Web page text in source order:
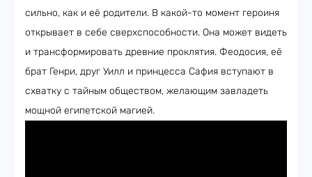
сильно, как и её родители. В какой-то момент героиня
открывает в себе сверхспособности. Она может видеть
и трансформировать древние проклятия. Феодосия, её
брат Генри, друг Уилл и принцесса Сафия вступают в
схватку с тайным обществом, желающим завладеть
мощной египетской магией.